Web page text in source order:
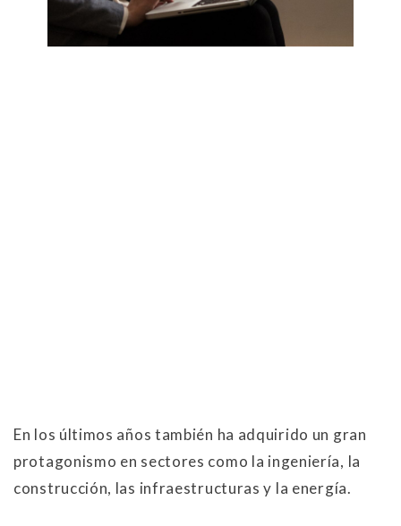
En los últimos años también ha adquirido un gran
protagonismo en sectores como la ingeniería, la
construcción, las infraestructuras y la energía.